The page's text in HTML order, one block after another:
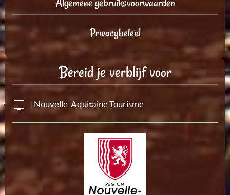
Privacybeleid
Bereid je verblijf voor
| Nouvelle-Aquitaine Tourisme